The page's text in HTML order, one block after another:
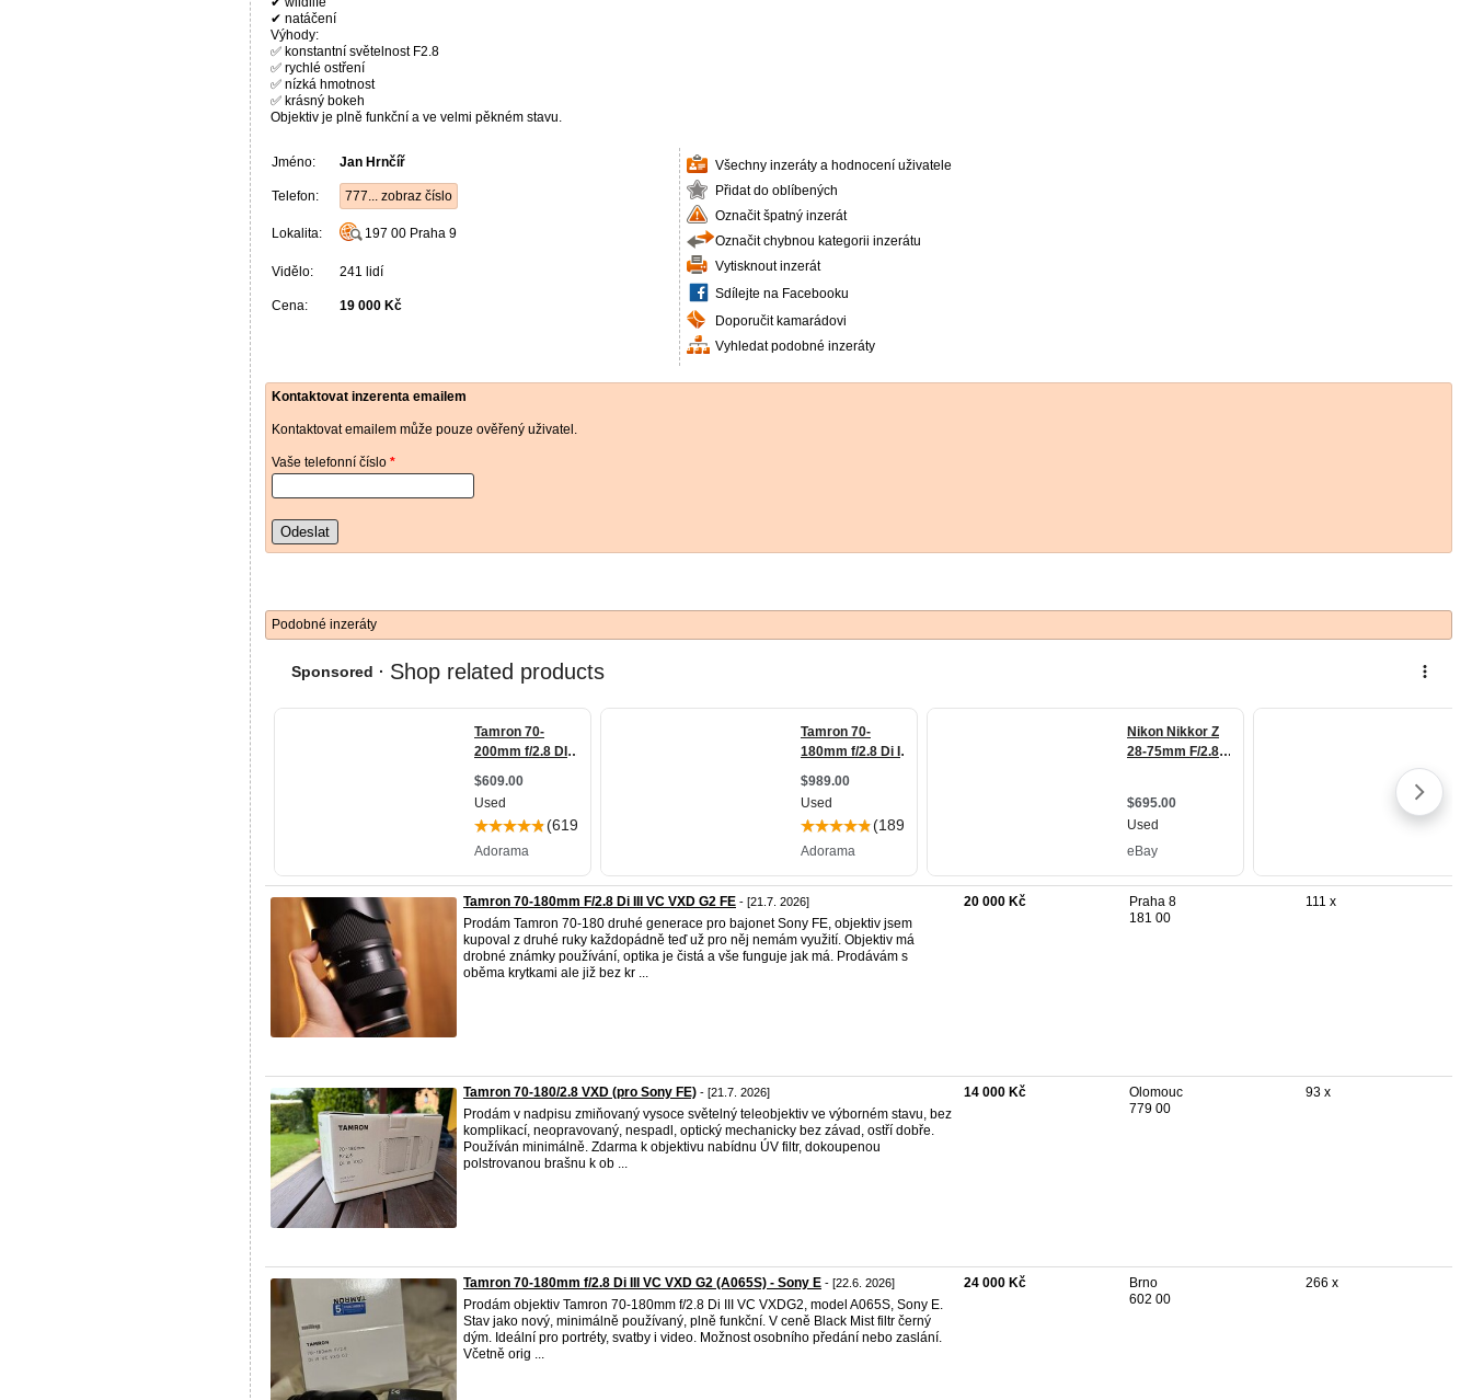
✔ natáčení
Výhody:
✅ konstantní světelnost F2.8
✅ rychlé ostření
✅ nízká hmotnost
✅ krásný bokeh
Objektiv je plně funkční a ve velmi pěkném stavu.
Jméno: Jan Hrnčíř
Telefon: 777... zobraz číslo
Lokalita: 197 00 Praha 9
Vidělo: 241 lidí
Cena: 19 000 Kč
Všechny inzeráty a hodnocení uživatele
Přidat do oblíbených
Označit špatný inzerát
Označit chybnou kategorii inzerátu
Vytisknout inzerát
Sdílejte na Facebooku
Doporučit kamarádovi
Vyhledat podobné inzeráty
Kontaktovat inzerenta emailem
Kontaktovat emailem může pouze ověřený uživatel.
Vaše telefonní číslo *
Odeslat
Podobné inzeráty
Tamron 70-180mm F/2.8 Di III VC VXD G2 FE - [21.7. 2026]
Prodám Tamron 70-180 druhé generace pro bajonet Sony FE, objektiv jsem
kupoval z druhé ruky každopádně teď už pro něj nemám využití. Objektiv má
drobné známky používání, optika je čistá a vše funguje jak má. Prodávám s
oběma krytkami ale již bez kr ...
20 000 Kč
Praha 8
181 00
111 x
Tamron 70-180/2.8 VXD (pro Sony FE) - [21.7. 2026]
Prodám v nadpisu zmiňovaný vysoce světelný teleobjektiv ve výborném stavu, bez
komplikací, neopravovaný, nespadl, optický mechanicky bez závad, ostří dobře.
Používán minimálně. Zdarma k objektivu nabídnu ÚV filtr, dokoupenou
polstrovanou brašnu k ob ...
14 000 Kč
Olomouc
779 00
93 x
Tamron 70-180mm f/2.8 Di III VC VXD G2 (A065S) - Sony E - [22.6. 2026]
Prodám objektiv Tamron 70-180mm f/2.8 Di III VC VXDG2, model A065S, Sony E.
Stav jako nový, minimálně používaný, plně funkční. V ceně Black Mist filtr černý
dým. Ideální pro portréty, svatby i video. Možnost osobního předání nebo zaslání.
Včetně orig ...
24 000 Kč
Brno
602 00
266 x